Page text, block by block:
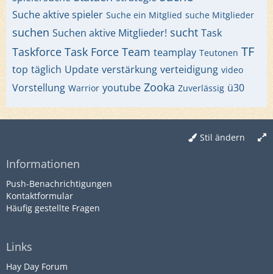
Suche aktive spieler Suche ein Mitglied suche Mitglieder
suchen Suchen aktive Mitglieder! sucht Task
Taskforce Task Force Team teamplay Teutonen TF
top täglich Update verstärkung verteidigung video
Vorstellung Warrior youtube Zooka Zuverlässig ü30
Stil ändern
Informationen
Push-Benachrichtigungen
Kontaktformular
Häufig gestellte Fragen
Links
Hay Day Forum